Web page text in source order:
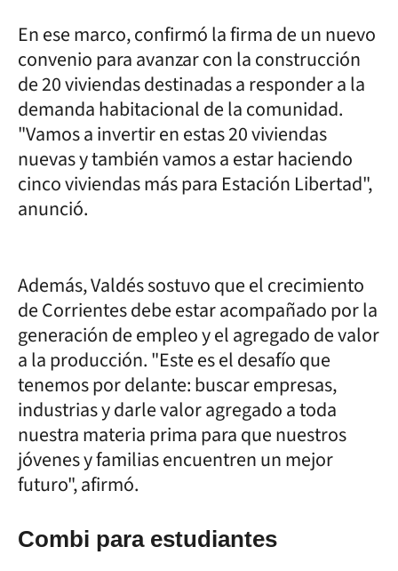
En ese marco, confirmó la firma de un nuevo
convenio para avanzar con la construcción
de 20 viviendas destinadas a responder a la
demanda habitacional de la comunidad.
"Vamos a invertir en estas 20 viviendas
nuevas y también vamos a estar haciendo
cinco viviendas más para Estación Libertad",
anunció.
Además, Valdés sostuvo que el crecimiento
de Corrientes debe estar acompañado por la
generación de empleo y el agregado de valor
a la producción. "Este es el desafío que
tenemos por delante: buscar empresas,
industrias y darle valor agregado a toda
nuestra materia prima para que nuestros
jóvenes y familias encuentren un mejor
futuro", afirmó.
Combi para estudiantes